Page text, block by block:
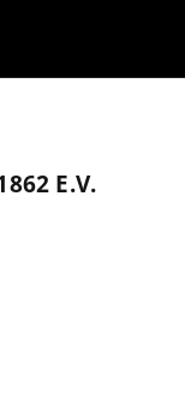
E.V.